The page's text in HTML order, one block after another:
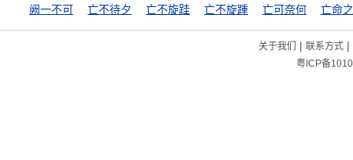
阙一不可 亡不待夕 亡不旋跬 亡不旋踵 亡可奈何 亡命
关于我们 | 联系方式|
粤ICP备